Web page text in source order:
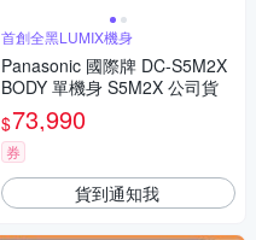
首創全黑LUMIX機身
Panasonic 國際牌 DC-S5M2X
BODY 單機身 S5M2X 公司貨
$73,990
券
貨到通知我